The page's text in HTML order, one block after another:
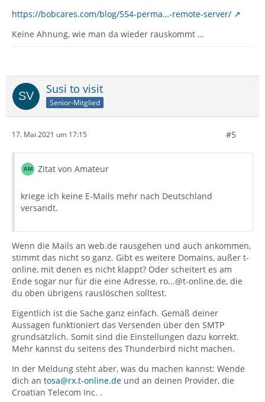
https://bobcares.com/blog/554-perma…-remote-server/
Keine Ahnung, wie man da wieder rauskommt …
Susi to visit
Senior-Mitglied
17. Mai 2021 um 17:15 #5
Zitat von Amateur
kriege ich keine E-Mails mehr nach Deutschland
versandt.
Wenn die Mails an web.de rausgehen und auch ankommen,
stimmt das nicht so ganz. Gibt es weitere Domains, außer t-
online, mit denen es nicht klappt? Oder scheitert es am
Ende sogar nur für die eine Adresse, ro...@t-online.de, die
du oben übrigens rauslöschen solltest.
Eigentlich ist die Sache ganz einfach. Gemäß deiner
Aussagen funktioniert das Versenden über den SMTP
grundsätzlich. Somit sind die Einstellungen dazu korrekt.
Mehr kannst du seitens des Thunderbird nicht machen.
In der Meldung steht aber, was du machen kannst: Wende
dich an tosa@rx.t-online.de und an deinen Provider, die
Croatian Telecom Inc. .